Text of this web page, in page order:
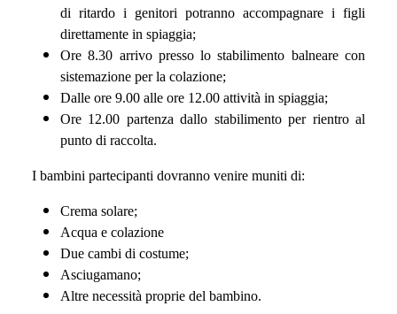
di ritardo i genitori potranno accompagnare i figli
direttamente in spiaggia;
Ore 8.30 arrivo presso lo stabilimento balneare con
sistemazione per la colazione;
Dalle ore 9.00 alle ore 12.00 attività in spiaggia;
Ore 12.00 partenza dallo stabilimento per rientro al
punto di raccolta.
I bambini partecipanti dovranno venire muniti di:
Crema solare;
Acqua e colazione
Due cambi di costume;
Asciugamano;
Altre necessità proprie del bambino.